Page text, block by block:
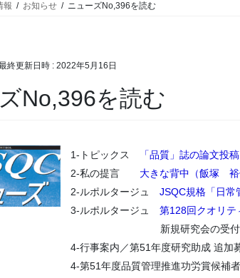
報 お知らせ ニューズNo,396を読む
終更新日時 : 2022年5月16日
No,396を読む
1-トピックス
「品質」誌の論文投
2-私の提言 大きな背中（飯塚 裕
2-ルポルタージュ JSQC規格「日常
3-ルポルタージュ 第128回クオリテ
新規研究会の受付
4-行事案内／第51年度研究助成 追加
4-第51年度品質管理推進功労賞候補